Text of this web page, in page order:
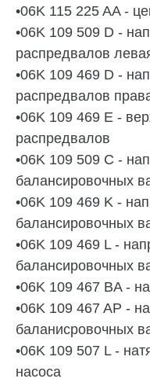
•06K 115 225 AA -
•06K 109 509 D -
распредвалов
•06K 109 469 D -
распредвалов
•06K 109 469 E -
распредвалов
•06K 109 509 C -
балансировочных
•06K 109 469 K -
балансировочных
•06K 109 469 L -
балансировочных
•06K 109 467 BA -
•06K 109 467 AP -
баланисровочных
•06K 109 507 L -
насоса